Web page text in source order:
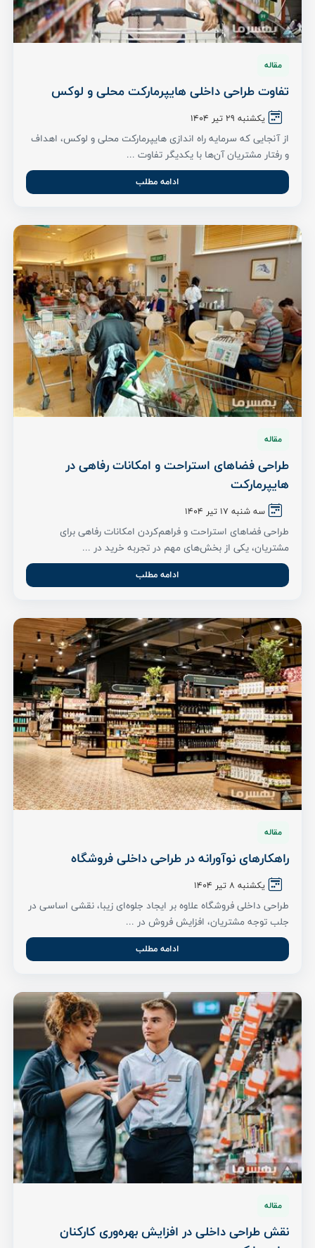
مقاله
تفاوت طراحی داخلی هایپرمارکت محلی و لوکس
یکشنبه 29 تیر 1404
از آنجایی که سرمایه راه اندازی هایپرمارکت محلی و لوکس، اهداف
و رفتار مشتریان آن‌ها با یکدیگر تفاوت ...
ادامه مطلب
مقاله
طراحی فضاهای استراحت و امکانات رفاهی در
هایپرمارکت‌
سه شنبه 17 تیر ۱۴۰۴
طراحی فضاهای استراحت و فراهم‌کردن امکانات رفاهی برای
مشتریان، یکی از بخش‌های مهم در تجربه خرید در ...
ادامه مطلب
مقاله
راهکارهای نوآورانه در طراحی داخلی فروشگاه
یکشنبه 8 تیر ۱۴۰۴
طراحی داخلی فروشگاه علاوه بر ایجاد جلوه‌ای زیبا، نقشی اساسی در
جلب توجه مشتریان، افزایش فروش در ...
ادامه مطلب
مقاله
نقش طراحی داخلی در افزایش بهره‌وری کارکنان